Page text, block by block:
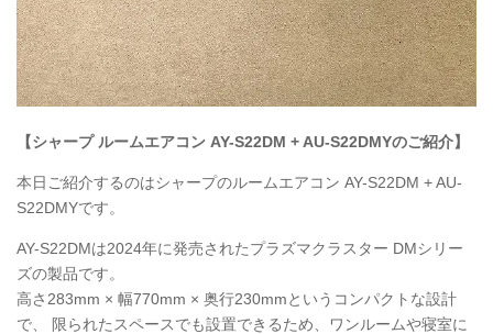
【シャープ ルームエアコン AY-S22DM + AU-S22DMYのご紹介】
本日ご紹介するのはシャープのルームエアコン AY-S22DM + AU-
S22DMYです。
AY-S22DMは2024年に発売されたプラズマクラスター DMシリー
ズの製品です。
高さ283mm × 幅770mm × 奥行230mmというコンパクトな設計
で、 限られたスペースでも設置できるため、ワンルームや寝室に